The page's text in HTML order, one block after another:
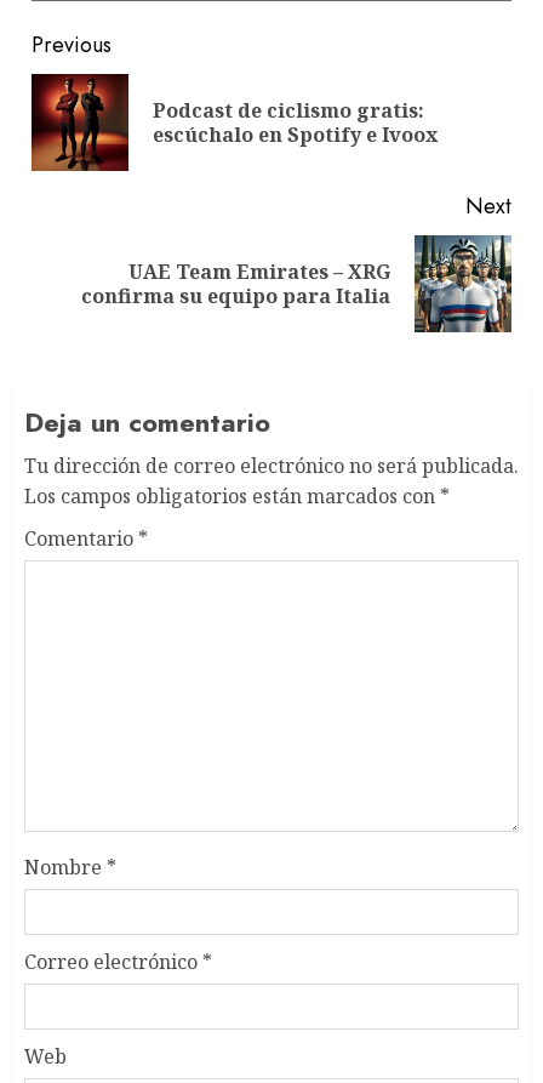
Post
navigation
Previous
Podcast de ciclismo gratis:
escúchalo en Spotify e Ivoox
Next
UAE Team Emirates – XRG
confirma su equipo para Italia
Deja un comentario
Tu dirección de correo electrónico no será publicada.
Los campos obligatorios están marcados con *
Comentario *
Nombre *
Correo electrónico *
Web